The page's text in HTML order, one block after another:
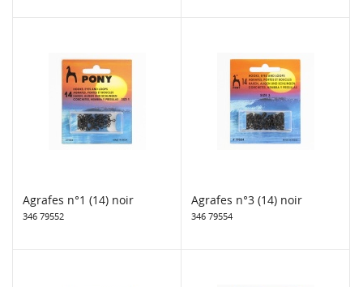
Agrafes n°1 (14) noir
346 79552
Agrafes n°3 (14) noir
346 79554